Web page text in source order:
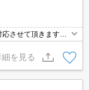
させて頂きます～
細を見る